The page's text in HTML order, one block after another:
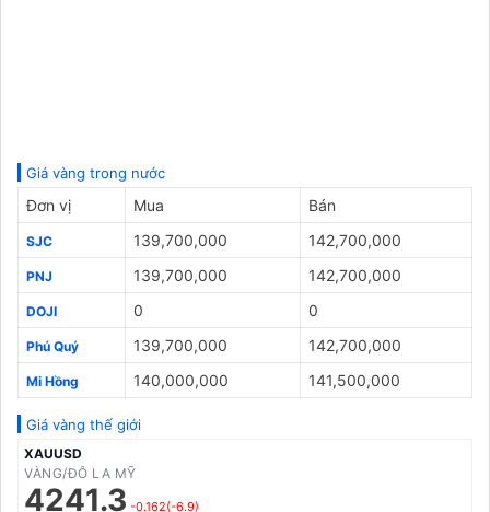
Giá vàng trong nước
Đơn vị Mua Bán
SJC 139,700,000 142,700,000
PNJ 139,700,000 142,700,000
DOJI 0 0
Phú Quý 139,700,000 142,700,000
Mi Hồng 140,000,000 141,500,000
Giá vàng thế giới
XAUUSD
VÀNG/ĐÔ LA MỸ
4241.3 -0.162(-6.9)